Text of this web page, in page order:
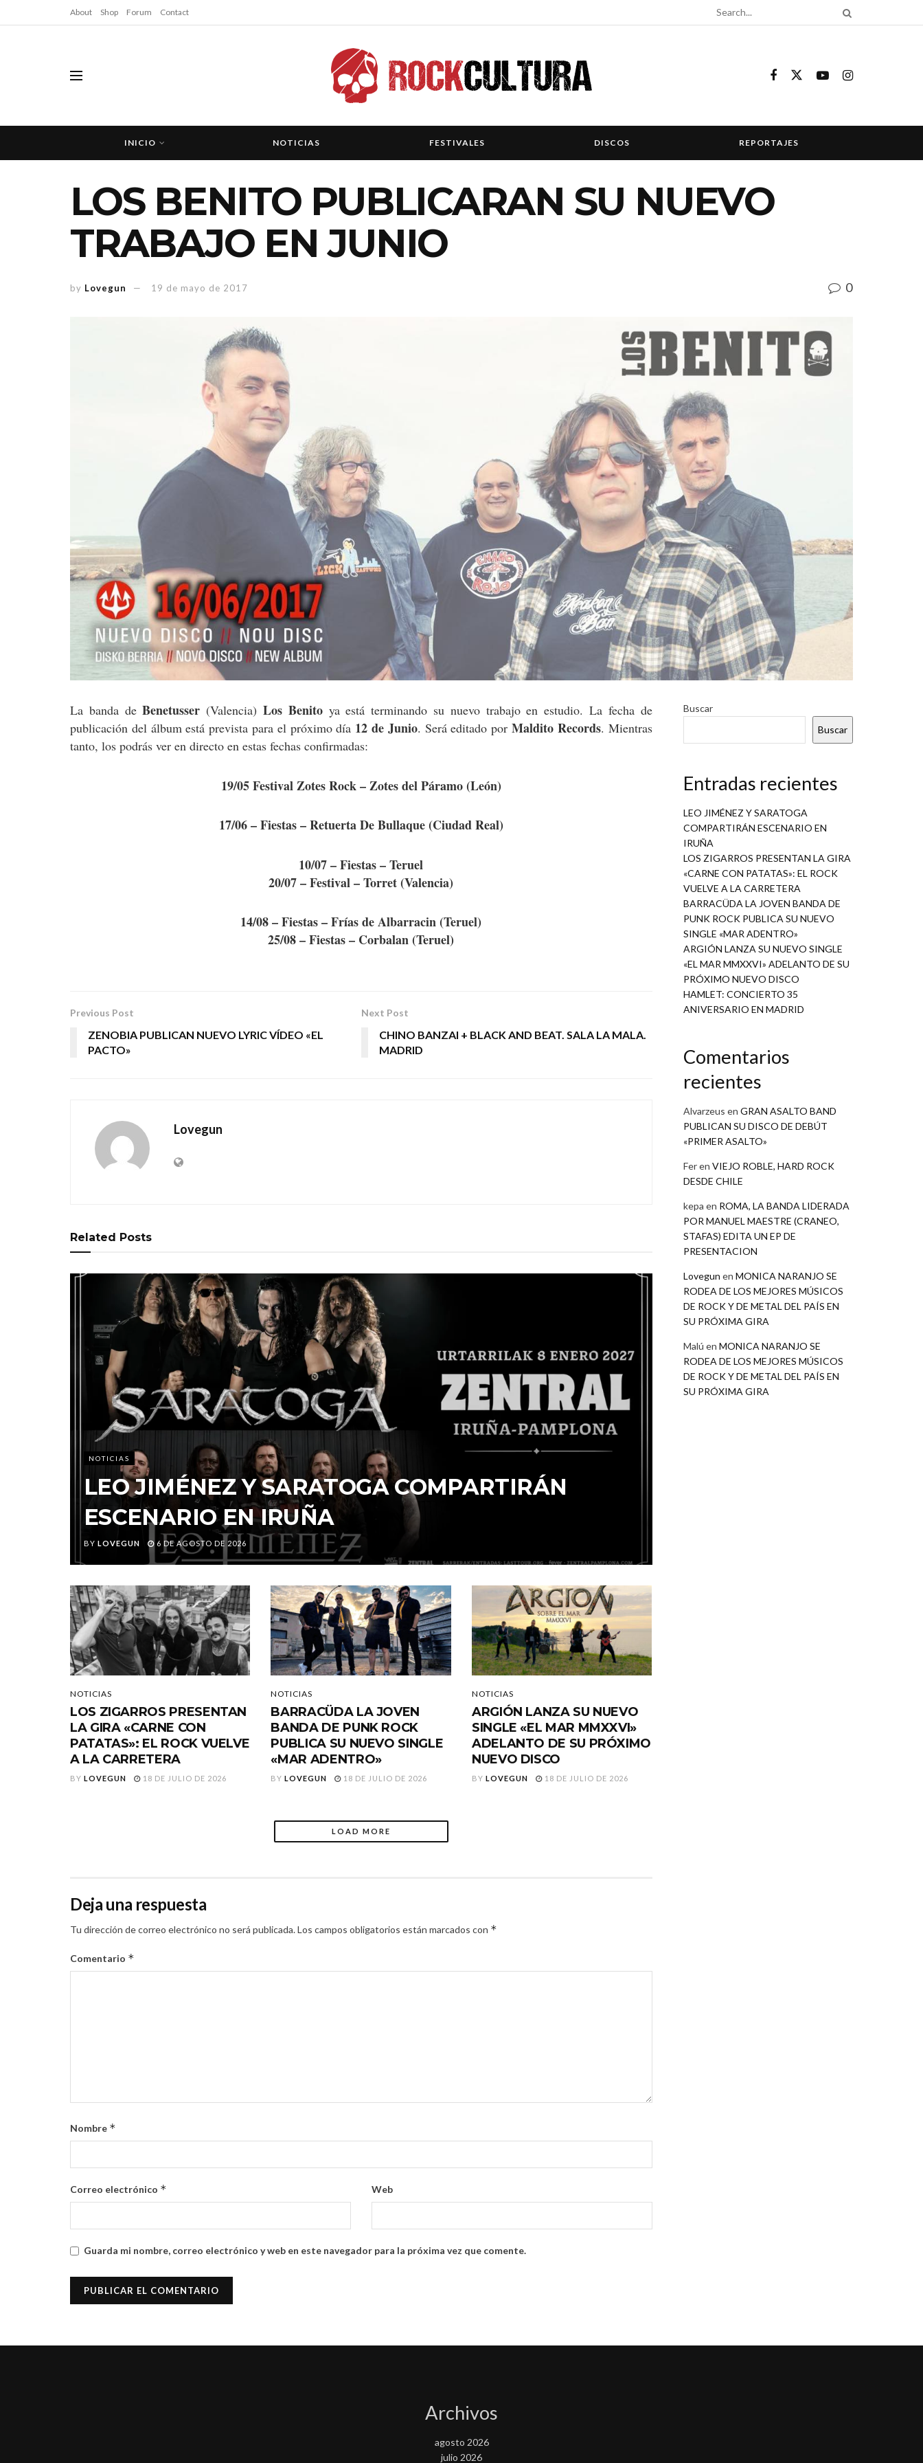
About Shop Forum Contact
INICIO NOTICIAS FESTIVALES DISCOS REPORTAJES
LOS BENITO PUBLICARAN SU NUEVO
TRABAJO EN JUNIO
by Lovegun 19 de mayo de 2017 0
La banda deBenetusser (Valencia) Los Benitoya está terminando su nuevo trabajo en estudio. La fecha de
publicación del álbum está prevista para el próximo día 12 de Junio. Será editado por Maldito Records. Mientras
tanto, los podrás ver en directo en estas fechas confirmadas:
19/05 Festival Zotes Rock – Zotes del Páramo (León)
17/06 – Fiestas – Retuerta De Bullaque (Ciudad Real)
10/07 – Fiestas – Teruel
20/07 – Festival – Torret (Valencia)
14/08 – Fiestas – Frías de Albarracin (Teruel)
25/08 – Fiestas – Corbalan (Teruel)
Previous Post
ZENOBIA PUBLICAN NUEVO LYRIC VÍDEO «EL
PACTO»
Next Post
CHINO BANZAI + BLACK AND BEAT. SALA LA MALA.
MADRID
Lovegun
Related Posts
NOTICIAS
LEO JIMÉNEZ Y SARATOGA COMPARTIRÁN
ESCENARIO EN IRUÑA
BY LOVEGUN 6 DE AGOSTO DE 2026
NOTICIAS
LOS ZIGARROS PRESENTAN
LA GIRA «CARNE CON
PATATAS»: EL ROCK VUELVE
A LA CARRETERA
BY LOVEGUN 18 DE JULIO DE 2026
NOTICIAS
BARRACÜDA LA JOVEN
BANDA DE PUNK ROCK
PUBLICA SU NUEVO SINGLE
«MAR ADENTRO»
BY LOVEGUN 18 DE JULIO DE 2026
NOTICIAS
ARGIÓN LANZA SU NUEVO
SINGLE «EL MAR MMXXVI»
ADELANTO DE SU PRÓXIMO
NUEVO DISCO
BY LOVEGUN 18 DE JULIO DE 2026
LOAD MORE
Deja una respuesta
Tu dirección de correo electrónico no será publicada.Los campos obligatorios están marcados con *
Comentario *
Nombre *
Correo electrónico * Web
Guarda mi nombre, correo electrónico y web en este navegador para la próxima vez que comente.
Buscar
Buscar
Entradas recientes
LEO JIMÉNEZ Y SARATOGA
COMPARTIRÁN ESCENARIO EN
IRUÑA
LOS ZIGARROS PRESENTAN LA GIRA
«CARNE CON PATATAS»: EL ROCK
VUELVE A LA CARRETERA
BARRACÜDA LA JOVEN BANDA DE
PUNK ROCK PUBLICA SU NUEVO
SINGLE «MAR ADENTRO»
ARGIÓN LANZA SU NUEVO SINGLE
«EL MAR MMXXVI» ADELANTO DE SU
PRÓXIMO NUEVO DISCO
HAMLET: CONCIERTO 35
ANIVERSARIO EN MADRID
Comentarios
recientes
Alvarzeus en GRAN ASALTO BAND
PUBLICAN SU DISCO DE DEBÚT
«PRIMER ASALTO»
Feren VIEJO ROBLE, HARD ROCK
DESDE CHILE
kepa en ROMA, LA BANDA LIDERADA
POR MANUEL MAESTRE (CRANEO,
STAFAS) EDITA UN EP DE
PRESENTACION
Lovegun en MONICA NARANJO SE
RODEA DE LOS MEJORES MÚSICOS
DE ROCK Y DE METAL DEL PAÍS EN
SU PRÓXIMA GIRA
Malú en MONICA NARANJO SE
RODEA DE LOS MEJORES MÚSICOS
DE ROCK Y DE METAL DEL PAÍS EN
SU PRÓXIMA GIRA
Archivos
agosto 2026
julio 2026